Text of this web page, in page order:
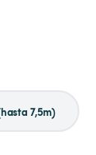
7,5m)